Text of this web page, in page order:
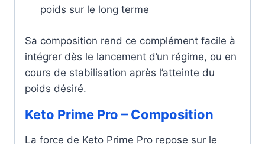
poids sur le long terme
Sa composition rend ce complément facile à
intégrer dès le lancement d’un régime, ou en
cours de stabilisation après l’atteinte du
poids désiré.
Keto Prime Pro – Composition
La force de Keto Prime Pro repose sur le